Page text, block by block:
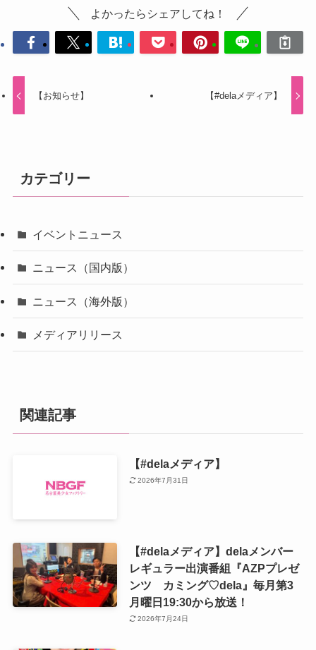
よかったらシェアしてね！
【お知らせ】 【#delaメディア】
カテゴリー
イベントニュース
ニュース（国内版）
ニュース（海外版）
メディアリリース
関連記事
【#delaメディア】
2026年7月31日
【#delaメディア】delaメンバー
レギュラー出演番組『AZPプレゼ
ンツ カミング♡dela』毎月第3
月曜日19:30から放送！
2026年7月24日